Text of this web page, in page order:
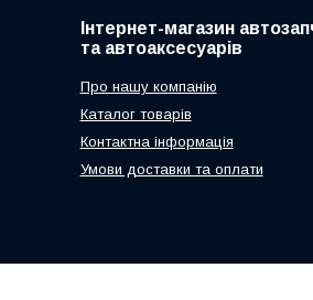
Інтернет-магазин
та автоаксесуарів
Про нашу компанію
Каталог товарів
Контактна інформація
Умови доставки та оплати